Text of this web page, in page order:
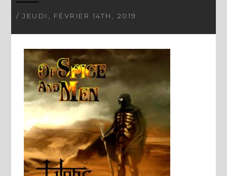
/ JEUDI, FÉVRIER 14TH, 2019